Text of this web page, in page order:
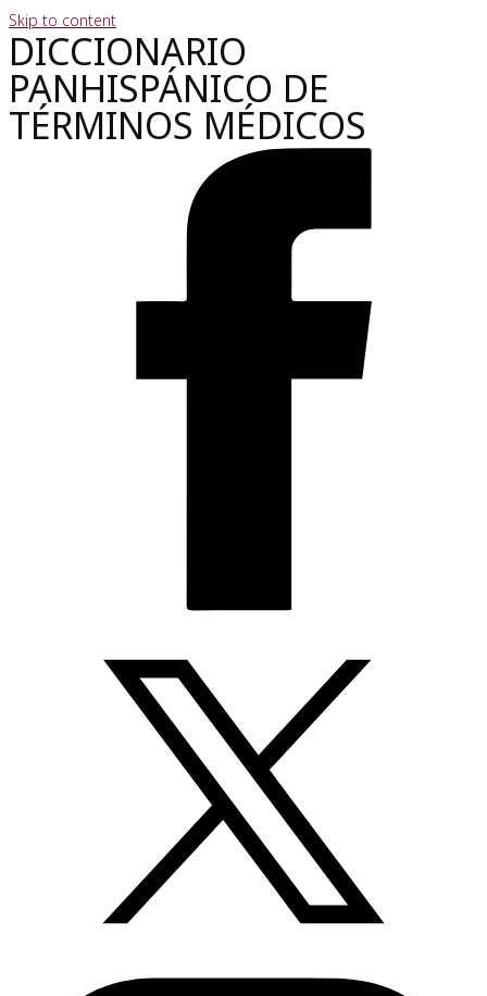
Skip to content
DICCIONARIO
PANHISPÁNICO DE
TÉRMINOS MÉDICOS